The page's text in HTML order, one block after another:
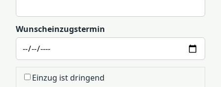
Wunscheinzugstermin
Einzug ist dringend